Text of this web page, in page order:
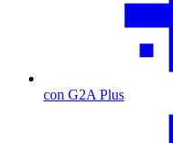
con G2A Plus